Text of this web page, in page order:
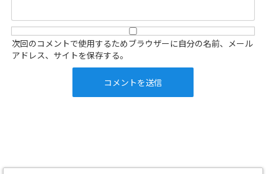
次回のコメントで使用するためブラウザーに自分の名前、メール
アドレス、サイトを保存する。